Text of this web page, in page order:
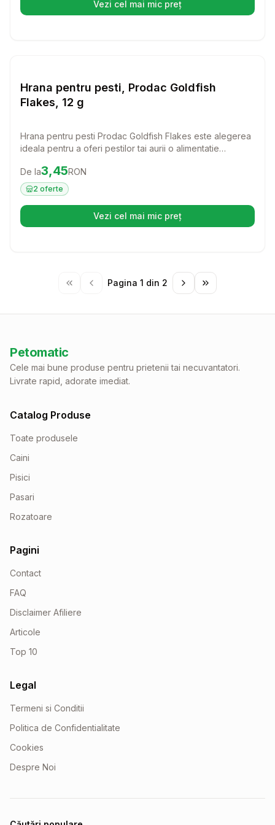
Vezi cel mai mic preț(se deschide într-o filă nouă)
Hrana pentru pesti, Prodac Goldfish
Flakes, 12 g
Hrana pentru pesti Prodac Goldfish Flakes este alegerea
ideala pentru a oferi pestilor tai aurii o alimentatie
special pentru a satisface nevoile nutritionale ale pestilor
aurii, asigurandu-le vitalitatea si prospetimea!
Preț:3.45 RON
De la3,45RON
2 oferte
Vezi cel mai mic preț(se deschide într-o filă nouă)
Pagina 1 din 2
Petomatic
Cele mai bune produse pentru prietenii tai necuvantatori.
Livrate rapid, adorate imediat.
Catalog Produse
Toate produsele
Caini
Pisici
Pasari
Rozatoare
Pagini
Contact
FAQ
Disclaimer Afiliere
Articole
Top 10
Legal
Termeni si Conditii
Politica de Confidentialitate
Cookies
Despre Noi